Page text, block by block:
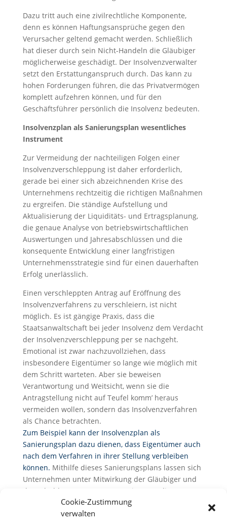
Cookie-Zustimmung
verwalten
Dazu tritt auch eine zivilrechtliche Komponente,
denn es können Haftungsansprüche gegen den
Verursacher geltend gemacht werden. Schließlich
hat dieser durch sein Nicht-Handeln die Gläubiger
möglicherweise geschädigt. Der Insolvenzverwalter
setzt den Erstattunganspruch durch. Das kann zu
hohen Forderungen führen, die das Privatvermögen
komplett aufzehren können, und für den
Geschäftsführer persönlich die Insolvenz bedeuten.
Insolvenzplan als Sanierungsplan wesentliches
Instrument
Zur Vermeidung der nachteiligen Folgen einer
Insolvenzverschleppung ist daher erforderlich,
gerade bei einer sich abzeichnenden Krise des
Unternehmens rechtzeitig die richtigen Maßnahmen
zu ergreifen. Die ständige Aufstellung und
Aktualisierung der Liquiditäts- und Ertragsplanung,
die genaue Analyse von betriebswirtschaftlichen
Auswertungen und Jahresabschlüssen und die
konsequente Entwicklung einer langfristigen
Unternehmensstrategie sind für einen dauerhaften
Erfolg unerlässlich.
Einen verschleppten Antrag auf Eröffnung des
Insolvenzverfahrens zu verschleiern, ist nicht
möglich. Es ist gängige Praxis, dass die
Staatsanwaltschaft bei jeder Insolvenz dem Verdacht
der Insolvenzverschleppung per se nachgeht.
Emotional ist zwar nachzuvollziehen, dass
insbesondere Eigentümer so lange wie möglich mit
dem Schritt warteten. Aber sie beweisen
Verantwortung und Weitsicht, wenn sie die
Antragstellung nicht auf Teufel komm’ heraus
vermeiden wollen, sondern das Insolvenzverfahren
als Chance betrachten.
Zum Beispiel kann der Insolvenzplan als
Sanierungsplan dazu dienen, dass Eigentümer auch
nach dem Verfahren in ihrer Stellung verbleiben
können. Mithilfe dieses Sanierungsplans lassen sich
Unternehmen unter Mitwirkung der Gläubiger und
der Schuldnerorgane unter gewissen Bedingungen
erhalten. Voraussetzung für die Sanierung im
Insolvenzplanverfahren ist, dass das Unternehmen